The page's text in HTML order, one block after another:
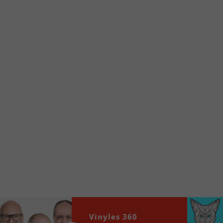
locale vous sont maintenant accessibles en un clic!
Audio
00:00 00:00
Vinyles 360